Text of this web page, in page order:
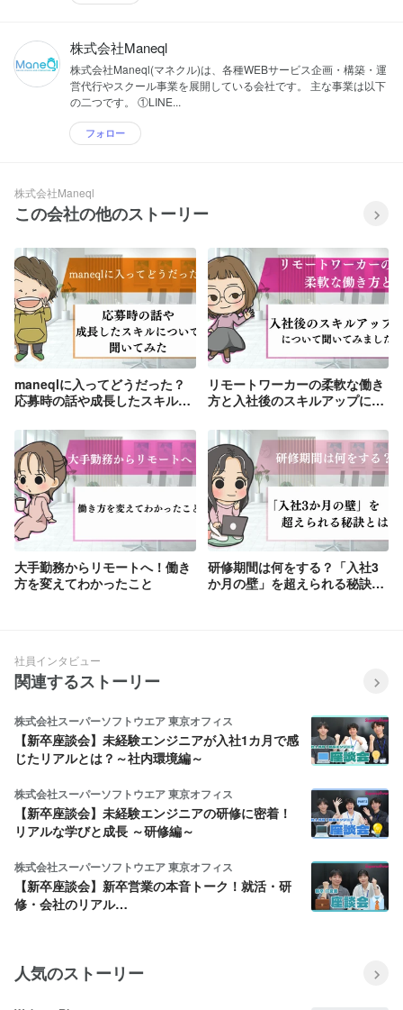
株式会社Maneql
株式会社Maneql(マネクル)は、各種WEBサービス企画・構築・運
営代行やスクール事業を展開している会社です。 主な事業は以下
の二つです。 ①LINE...
フォロー
株式会社Maneql
この会社の他のストーリー
maneqlに入ってどうだった？
応募時の話や成長したスキルに
リモートワーカーの柔軟な働き
方と入社後のスキルアップにつ
大手勤務からリモートへ！働き
方を変えてわかったこと
研修期間は何をする？「入社3
か月の壁」を超えられる秘訣と
社員インタビュー
関連するストーリー
株式会社スーパーソフトウエア 東京オフィス
【新卒座談会】未経験エンジニアが入社1カ月で感
じたリアルとは？～社内環境編～
株式会社スーパーソフトウエア 東京オフィス
【新卒座談会】未経験エンジニアの研修に密着！
リアルな学びと成長 ～研修編～
株式会社スーパーソフトウエア 東京オフィス
【新卒座談会】新卒営業の本音トーク！就活・研
修・会社のリアル…
人気のストーリー